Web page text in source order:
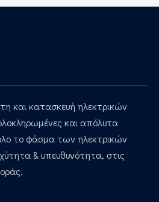
και κατασκευή ηλεκτρικών
και απόλυτα
το φάσμα των ηλεκτρικών
& υπευθυνότητα, στις